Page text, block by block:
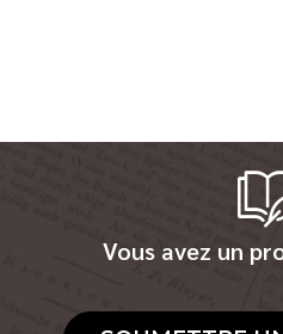
Vous avez un